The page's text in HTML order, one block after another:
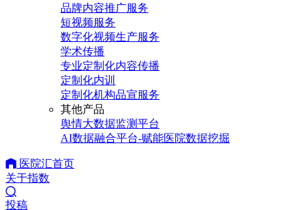
品牌内容推广服务
短视频服务
数字化视频生产服务
学术传播
专业定制化内容传播
定制化内训
定制化机构品宣服务
其他产品
舆情大数据监测平台
AI数据融合平台-赋能医院数据挖掘
医院汇首页
关于指数
投稿